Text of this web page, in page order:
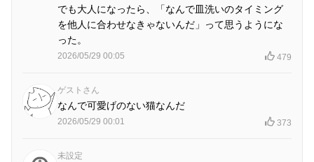
でも大人になったら、「なんで皿洗いのタイミング
を他人に合わせなきゃないんだ」って思うようにな
った。
2026/05/29 00:05 479
ゲストさん
なんで可愛げのない猫なんだ
2026/05/29 00:01 373
未設定